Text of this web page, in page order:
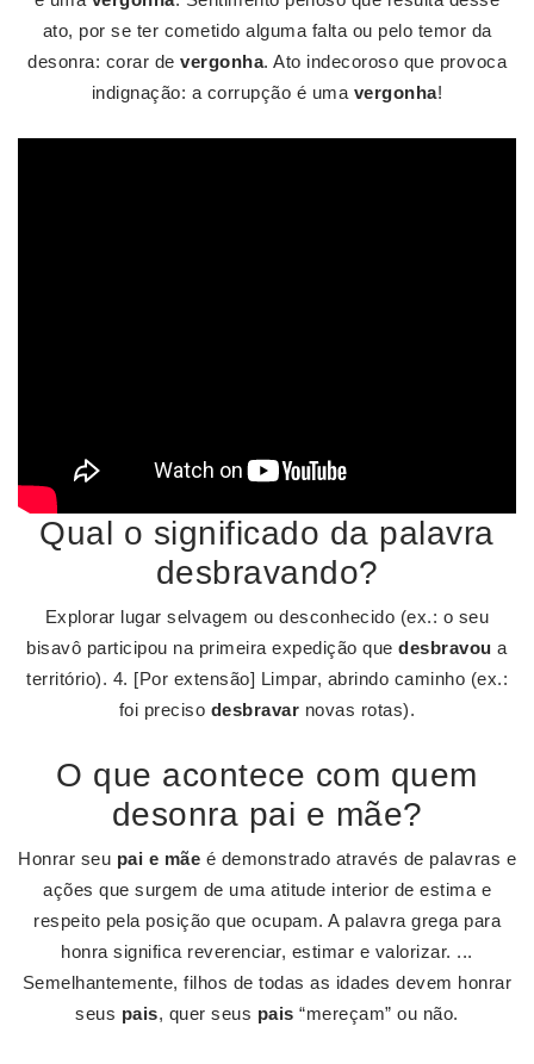
ato, por se ter cometido alguma falta ou pelo temor da
desonra: corar de vergonha. Ato indecoroso que provoca
indignação: a corrupção é uma vergonha!
Qual o significado da palavra
desbravando?
Explorar lugar selvagem ou desconhecido (ex.: o seu
bisavô participou na primeira expedição quedesbravou a
território). 4. [Por extensão] Limpar, abrindo caminho (ex.:
foi preciso desbravar novas rotas).
O que acontece com quem
desonra pai e mãe?
Honrar seu pai e mãe é demonstrado através de palavras e
ações que surgem de uma atitude interior de estima e
respeito pela posição que ocupam. A palavra grega para
honra significa reverenciar, estimar e valorizar. ...
Semelhantemente, filhos de todas as idades devem honrar
seus pais, quer seus pais “mereçam” ou não.